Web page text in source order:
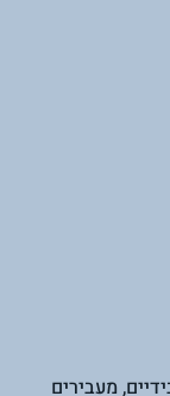
מעבירים